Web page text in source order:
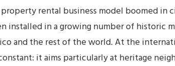
rental business model boomed in
installed in a growing number of historic
and the rest of the world. At the
it aims particularly at heritage